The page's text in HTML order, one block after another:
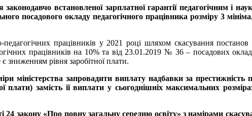
встановленої зарплатної гарантії педагогічним і
посадового окладу педагогічного працівника розміру 3
педагогічних працівників у 2021 році шляхом скасування
працівників на 10% та від 23.01.2019 № 36 – посадових
зниженням рівня заробітної плати.
міністерства запровадити виплату надбавки за престижність
плати) замість її виплати у сьогоднішніх максимальних
24 закону «Про повну загальну середню освіту» з намірами